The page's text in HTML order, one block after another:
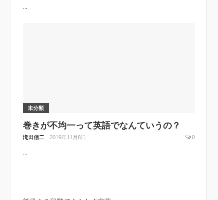
...
未分類
巻きが不均一って英語でなんていうの？
滝田信二 2019年11月8日 0
...